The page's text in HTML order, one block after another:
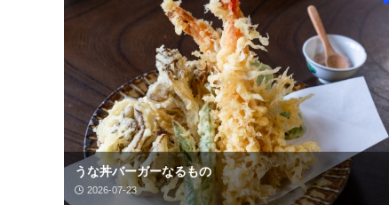
うな丼バーガーなるもの
2026-07-23